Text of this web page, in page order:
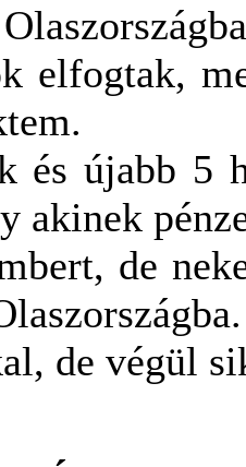
elfogtak,
és újabb 5
akinek
de
de végül